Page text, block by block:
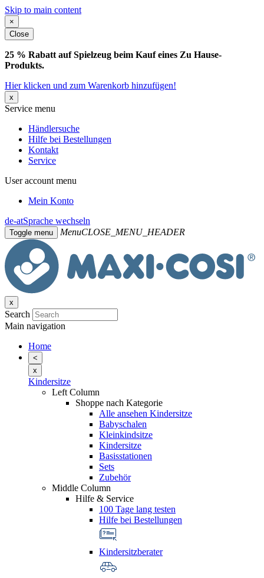
Skip to main content
×
Close
25 % Rabatt auf Spielzeug beim Kauf eines Zu Hause-
Produkts.
Hier klicken und zum Warenkorb hinzufügen!
x
Service menu
Händlersuche
Hilfe bei Bestellungen
Kontakt
Service
User account menu
Mein Konto
de-atSprache wechseln
Toggle menu MenuCLOSE_MENU_HEADER
x
Search
Main navigation
Home
<
x
Kindersitze
Left Column
Shoppe nach Kategorie
Alle ansehen Kindersitze
Babyschalen
Kleinkindsitze
Kindersitze
Basisstationen
Sets
Zubehör
Middle Column
Hilfe & Service
100 Tage lang testen
Hilfe bei Bestellungen
Kindersitzberater